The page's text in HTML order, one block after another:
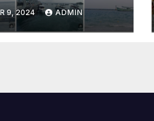
9, 2024 ADMIN